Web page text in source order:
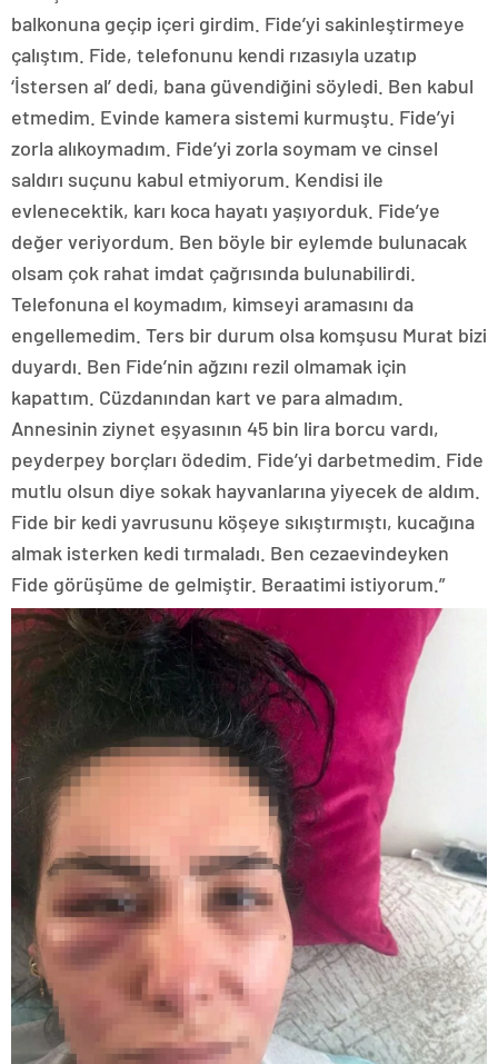
balkonuna geçip içeri girdim. Fide’yi sakinleştirmeye
çalıştım. Fide, telefonunu kendi rızasıyla uzatıp
‘İstersen al’ dedi, bana güvendiğini söyledi. Ben kabul
etmedim. Evinde kamera sistemi kurmuştu. Fide’yi
zorla alıkoymadım. Fide’yi zorla soymam ve cinsel
saldırı suçunu kabul etmiyorum. Kendisi ile
evlenecektik, karı koca hayatı yaşıyorduk. Fide’ye
değer veriyordum. Ben böyle bir eylemde bulunacak
olsam çok rahat imdat çağrısında bulunabilirdi.
Telefonuna el koymadım, kimseyi aramasını da
engellemedim. Ters bir durum olsa komşusu Murat bizi
duyardı. Ben Fide’nin ağzını rezil olmamak için
kapattım. Cüzdanından kart ve para almadım.
Annesinin ziynet eşyasının 45 bin lira borcu vardı,
peyderpey borçları ödedim. Fide’yi darbetmedim. Fide
mutlu olsun diye sokak hayvanlarına yiyecek de aldım.
Fide bir kedi yavrusunu köşeye sıkıştırmıştı, kucağına
almak isterken kedi tırmaladı. Ben cezaevindeyken
Fide görüşüme de gelmiştir. Beraatimi istiyorum.”